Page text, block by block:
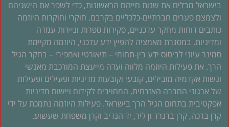
בישראל מבלים את שנות חייהם הראשונות, כדי לשפר את הישגיהם
ולצמצם פערים חברתיים-כלכליים בקרבם. חוקרי וחוקרות היוזמה
כותבים דוחות מחקר עדכניים, סקירות ספרות וניירות עמדה
ומדיניות. במסגרת מאמציה להפיץ ידע עדכני, היוזמה מקיימת
סמינר עיוני לביסוס ידע בין-תחומי – תיאורטי ואמפירי – בחקר הגיל
הרך. את פעילות היוזמה מלווה ועדה מייעצת המורכבת מאנשי
ונשות אקדמיה מובילים, קובעי וקובעות מדיניות ופעילים ופעילות
של ארגוני החברה האזרחית, המחויבים לקידום ויישום מדיניות
אפקטיבית בתחום הגיל הרך בישראל. פעילות היוזמה נתמכת על ידי
קרן ברכה, קרן ברנרד ון ליר, יד הנדיב וקרן משפחת שעשוע.